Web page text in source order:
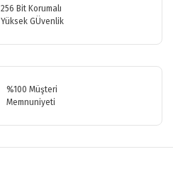
256 Bit Korumalı
Yüksek GÜvenlik
%100 Müşteri
Memnuniyeti